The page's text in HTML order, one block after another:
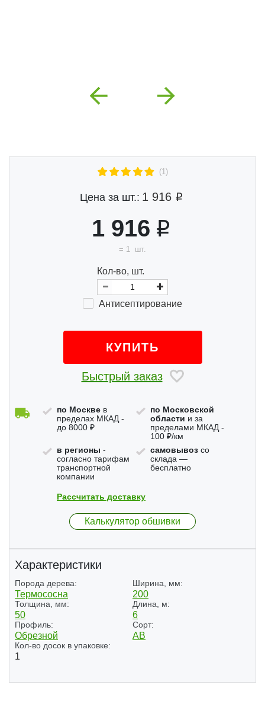
Previous Next
Цена за шт.: 1 916
(1)
1 916
= 1 шт.
Кол-во, шт.
Антисептирование
КУПИТЬ
Быстрый заказ
по Москве в
пределах МКАД -
до 8000 ₽
по Московской
области и за
пределами МКАД -
100 ₽/км
в регионы -
согласно тарифам
транспортной
компании
самовывозсо
склада —
бесплатно
Рассчитать доставку
Калькулятор обшивки
Характеристики
Порода дерева:
Термососна
Ширина, мм:
200
Толщина, мм:
50
Длина, м:
6
Профиль:
Обрезной
Сорт:
АВ
Кол-во досок в упаковке:
1